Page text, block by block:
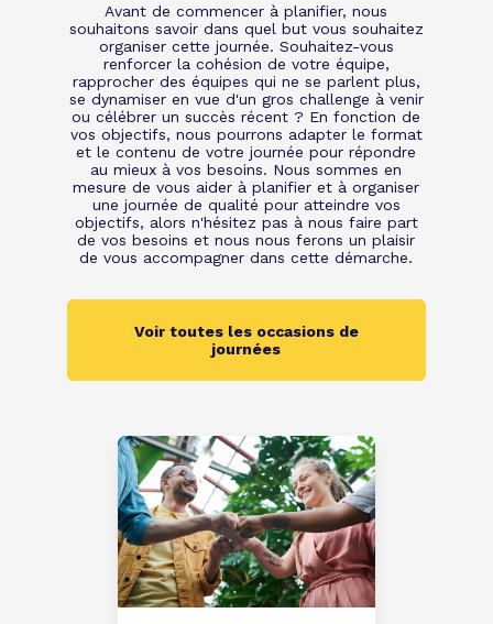
Avant de commencer à planifier, nous
souhaitons savoir dans quel but vous souhaitez
organiser cette journée. Souhaitez-vous
renforcer la cohésion de votre équipe,
rapprocher des équipes qui ne se parlent plus,
se dynamiser en vue d'un gros challenge à venir
ou célébrer un succès récent ? En fonction de
vos objectifs, nous pourrons adapter le format
et le contenu de votre journée pour répondre
au mieux à vos besoins. Nous sommes en
mesure de vous aider à planifier et à organiser
une journée de qualité pour atteindre vos
objectifs, alors n'hésitez pas à nous faire part
de vos besoins et nous nous ferons un plaisir
de vous accompagner dans cette démarche.
Voir toutes les occasions de
journées